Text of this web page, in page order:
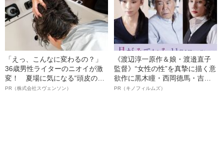
「えっ、こんなに変わるの？」
36歳男性ライターのニオイが激
変！ 夏場に気になる“頭皮のニ
オイ”や“ベタつき”を解消す
PR（株式会社スヴェンソン）
《渡辺淳一原作＆娘・渡邉直子
監督》“女性の性”を真摯に描く意
欲作に黒木瞳・西岡德馬・吉田
羊が出演決定！《映画『月がみ
PR（キノフィルムズ）